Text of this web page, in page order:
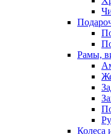
Рамы,
Колеса